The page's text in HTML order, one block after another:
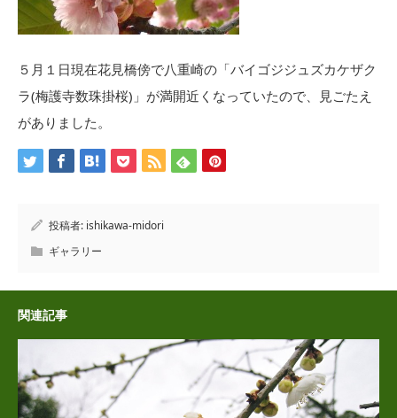
５月１日現在花見橋傍で八重崎の「バイゴジジュズカケザク
ラ(梅護寺数珠掛桜)」が満開近くなっていたので、見ごたえ
がありました。
投稿者: ishikawa-midori
ギャラリー
関連記事